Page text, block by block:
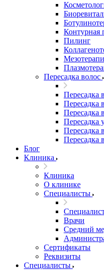
Контурная
Пилинг
Пересадка волос
Пересадка
Пересадка
Пересадка
Пересадка
Пересадка
Пересадка
Блог
Клиника
Клиника
О клинике
Специалисты
Врачи
Средний
Сертификаты
Реквизиты
Специалисты